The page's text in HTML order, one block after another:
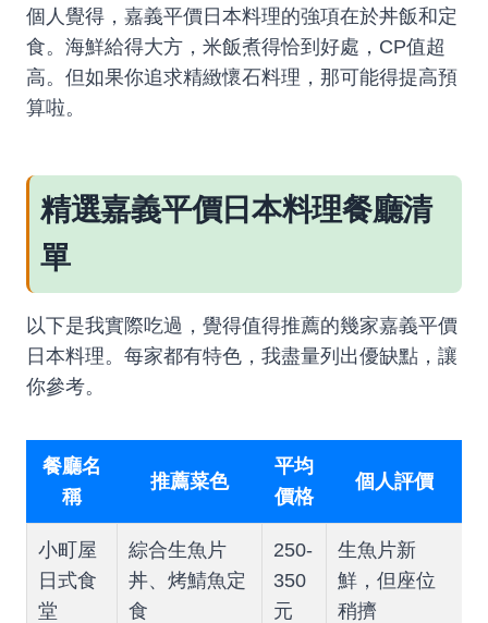
個人覺得，嘉義平價日本料理的強項在於丼飯和定
食。海鮮給得大方，米飯煮得恰到好處，CP值超
高。但如果你追求精緻懷石料理，那可能得提高預
算啦。
精選嘉義平價日本料理餐廳清
單
以下是我實際吃過，覺得值得推薦的幾家嘉義平價
日本料理。每家都有特色，我盡量列出優缺點，讓
你參考。
餐廳名
稱
推薦菜色
平均
價格
個人評價
小町屋
日式食
堂
綜合生魚片
丼、烤鯖魚定
食
250-
350
元
生魚片新
鮮，但座位
稍擠